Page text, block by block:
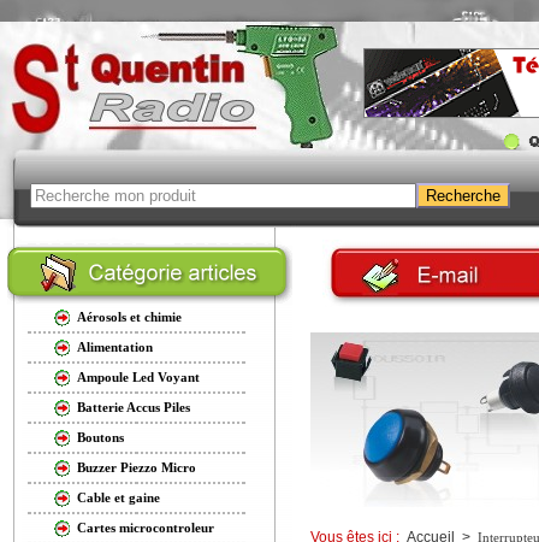
Aérosols et chimie
Alimentation
Ampoule Led Voyant
Batterie Accus Piles
Boutons
Buzzer Piezzo Micro
Cable et gaine
Cartes microcontroleur
Vous êtes ici : Accueil >